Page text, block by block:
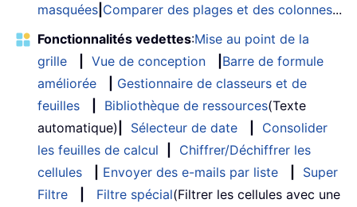
masquées Comparer des plages et des colonnes...
Fonctionnalités vedettes:Mise au point de la
grille
Vue de conception
Barre de formule
améliorée
Gestionnaire de classeurs et de
feuilles
Bibliothèque de ressources(Texte
automatique)
Sélecteur de date
Consolider
les feuilles de calcul
Chiffrer/Déchiffrer les
cellules
Envoyer des e-mails par liste
Super
Filtre
Filtre spécial(Filtrer les cellules avec une